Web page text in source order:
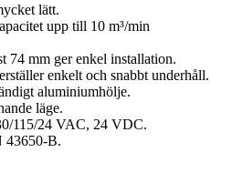
lätt.
upp till 10 m³/min
74 mm ger enkel installation.
enkelt och snabbt underhåll.
aluminiumhölje.
läge.
115/24 VAC, 24 VDC.
43650-B.